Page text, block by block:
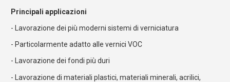
Principali applicazioni
- Lavorazione dei più moderni sistemi di verniciatura
- Particolarmente adatto alle vernici VOC
- Lavorazione dei fondi più duri
- Lavorazione di materiali plastici, materiali minerali, acrilici,